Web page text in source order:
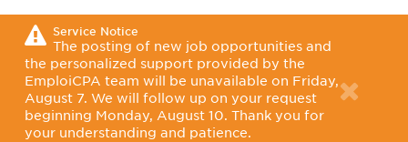
Service Notice
The posting of new job opportunities and
the personalized support provided by the
EmploiCPA team will be unavailable on Friday,
August 7. We will follow up on your request
beginning Monday, August 10. Thank you for
your understanding and patience.